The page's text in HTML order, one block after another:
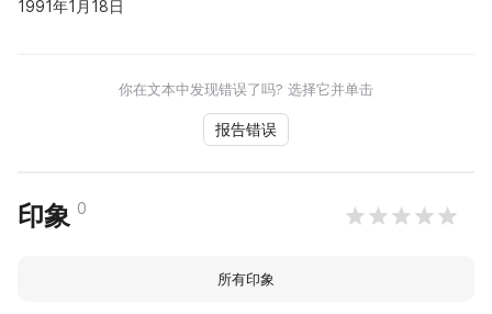
1991年1月18日
你在文本中发现错误了吗? 选择它并单击
报告错误
印象 0
所有印象